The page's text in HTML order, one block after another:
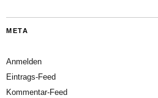
META
Anmelden
Eintrags-Feed
Kommentar-Feed